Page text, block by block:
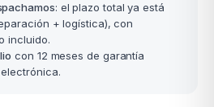
: el plazo total ya está
+ logística), con
incluido.
con 12 meses de garantía